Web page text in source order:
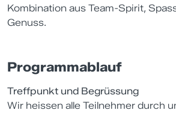
Kombination aus Team-Spirit,
Genuss.
Programmablauf
Treffpunkt und Begrüssung
Wir heissen alle Teilnehmer durch